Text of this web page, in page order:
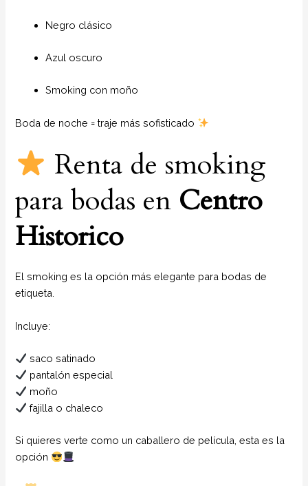
Negro clásico
Azul oscuro
Smoking con moño
Boda de noche = traje más sofisticado
Renta de smoking
para bodas en Centro
Historico
El smoking es la opción más elegante para bodas de
etiqueta.
Incluye:
saco satinado
pantalón especial
moño
fajilla o chaleco
Si quieres verte como un caballero de película, esta es la
opción